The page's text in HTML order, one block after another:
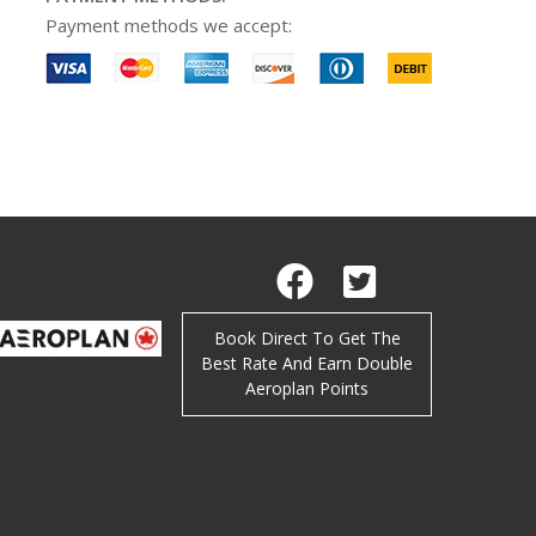
Payment methods we accept:
Book Direct To Get The
Best Rate And Earn Double
Aeroplan Points